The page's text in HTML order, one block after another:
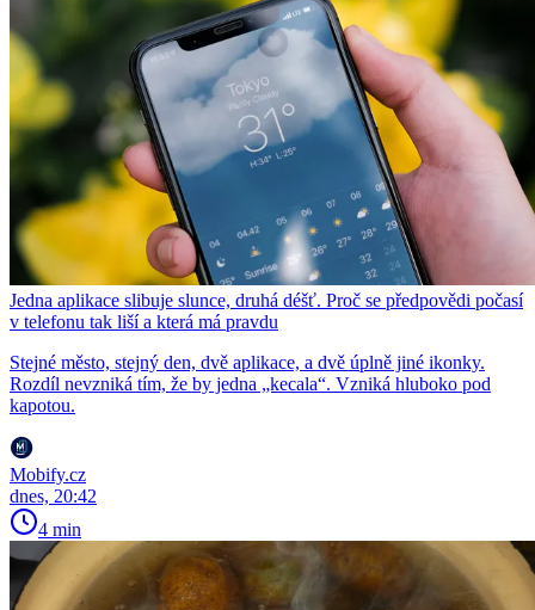
Jedna aplikace slibuje slunce, druhá déšť. Proč se předpovědi počasí
v telefonu tak liší a která má pravdu
Stejné město, stejný den, dvě aplikace, a dvě úplně jiné ikonky.
Rozdíl nevzniká tím, že by jedna „kecala“. Vzniká hluboko pod
kapotou.
Mobify.cz
dnes, 20:42
4 min